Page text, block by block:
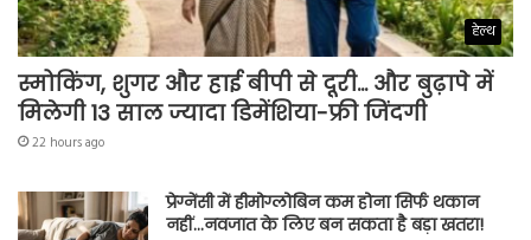
हेल्थ
स्मोकिंग, शुगर और हाई बीपी से दूरी… और बुढ़ापे में
मिलेगी 13 साल ज्यादा डिमेंशिया-फ्री जिंदगी
22 hours ago
प्रेग्नेंसी में हीमोग्लोबिन कम होना सिर्फ थकान
नहीं…नवजात के लिए बन सकता है बड़ा खतरा!